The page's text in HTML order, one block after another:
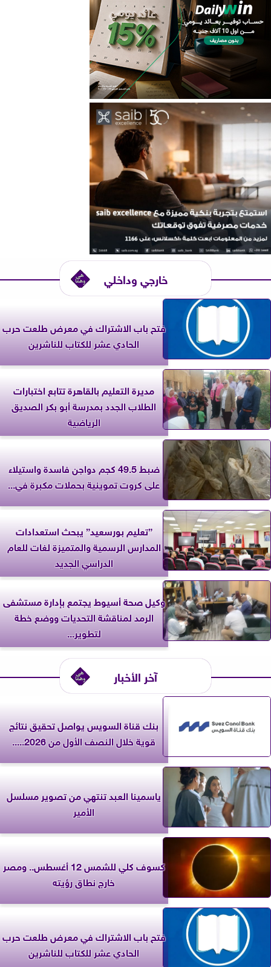
خارجي وداخلي
فتح باب الاشتراك في معرض طلعت حرب
الحادي عشر للكتاب للناشرين
مديرة التعليم بالقاهرة تتابع اختبارات
الطلاب الجدد بمدرسة أبو بكر الصديق
الرياضية
ضبط 49.5 كجم دواجن فاسدة واستيلاء
على كروت تموينية بحملات مكبرة في...
”تعليم بورسعيد” يبحث استعدادات
المدارس الرسمية والمتميزة لغات للعام
الدراسي الجديد
وكيل صحة أسيوط يجتمع بإدارة مستشفى
الرمد لمناقشة التحديات ووضع خطة
لتطوير...
آخر الأخبار
بنك قناة السويس يواصل تحقيق نتائج
قوية خلال النصف الأول من 2026.....
ياسمينا العبد تنتهي من تصوير مسلسل
الأمير
كسوف كلي للشمس 12 أغسطس.. ومصر
خارج نطاق رؤيته
فتح باب الاشتراك في معرض طلعت حرب
الحادي عشر للكتاب للناشرين